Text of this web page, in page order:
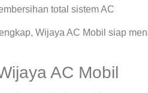
total sistem AC
Wijaya AC Mobil siap
AC Mobil